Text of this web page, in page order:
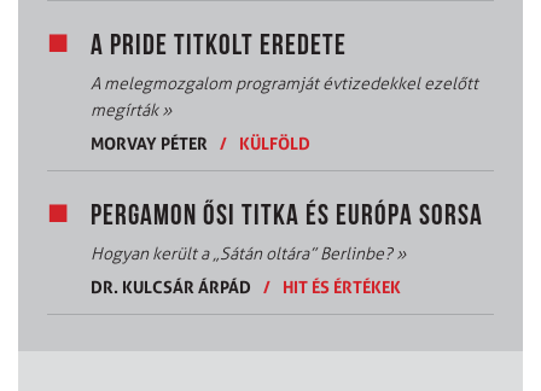
A PRIDE TITKOLT EREDETE
A melegmozgalom programját évtizedekkel ezelőtt
megírták»
MORVAY PÉTER
/ KÜLFÖLD
PERGAMON ŐSI TITKA ÉS EURÓPA SORSA
Hogyan került a „Sátán oltára” Berlinbe?»
DR. KULCSÁR ÁRPÁD
/ HIT ÉS ÉRTÉKEK